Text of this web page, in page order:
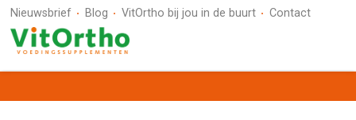
Nieuwsbrief Blog VitOrtho bij jou in de buurt Contact